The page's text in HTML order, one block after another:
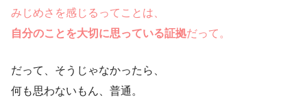
みじめさを感じるってことは、
自分のことを大切に思っている証拠だって。
だって、そうじゃなかったら、
何も思わないもん、普通。